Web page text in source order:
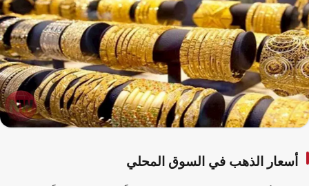
أسعار الذهب في السوق المحلي